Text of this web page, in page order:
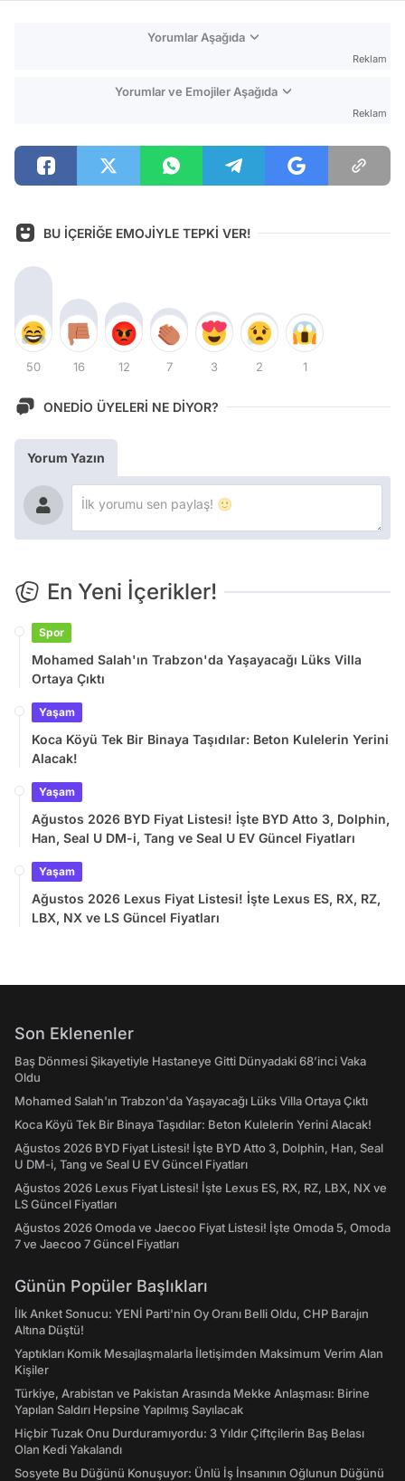
Yorumlar Aşağıda
Reklam
Yorumlar ve Emojiler Aşağıda
Reklam
BU İÇERİĞE EMOJİYLE TEPKİ VER!
50 16 12 7 3 2 1
ONEDİO ÜYELERİ NE DİYOR?
Yorum Yazın
En Yeni İçerikler!
Spor
Mohamed Salah'ın Trabzon'da Yaşayacağı Lüks Villa
Ortaya Çıktı
Yaşam
Koca Köyü Tek Bir Binaya Taşıdılar: Beton Kulelerin Yerini
Alacak!
Yaşam
Ağustos 2026 BYD Fiyat Listesi! İşte BYD Atto 3, Dolphin,
Han, Seal U DM-i, Tang ve Seal U EV Güncel Fiyatları
Yaşam
Ağustos 2026 Lexus Fiyat Listesi! İşte Lexus ES, RX, RZ,
LBX, NX ve LS Güncel Fiyatları
Son Eklenenler
Baş Dönmesi Şikayetiyle Hastaneye Gitti Dünyadaki 68’inci Vaka
Oldu
Mohamed Salah'ın Trabzon'da Yaşayacağı Lüks Villa Ortaya Çıktı
Koca Köyü Tek Bir Binaya Taşıdılar: Beton Kulelerin Yerini Alacak!
Ağustos 2026 BYD Fiyat Listesi! İşte BYD Atto 3, Dolphin, Han, Seal
U DM-i, Tang ve Seal U EV Güncel Fiyatları
Ağustos 2026 Lexus Fiyat Listesi! İşte Lexus ES, RX, RZ, LBX, NX ve
LS Güncel Fiyatları
Ağustos 2026 Omoda ve Jaecoo Fiyat Listesi! İşte Omoda 5, Omoda
7 ve Jaecoo 7 Güncel Fiyatları
Günün Popüler Başlıkları
İlk Anket Sonucu: YENİ Parti'nin Oy Oranı Belli Oldu, CHP Barajın
Altına Düştü!
Yaptıkları Komik Mesajlaşmalarla İletişimden Maksimum Verim Alan
Kişiler
Türkiye, Arabistan ve Pakistan Arasında Mekke Anlaşması: Birine
Yapılan Saldırı Hepsine Yapılmış Sayılacak
Hiçbir Tuzak Onu Durduramıyordu: 3 Yıldır Çiftçilerin Baş Belası
Olan Kedi Yakalandı
Sosyete Bu Düğünü Konuşuyor: Ünlü İş İnsanının Oğlunun Düğünü